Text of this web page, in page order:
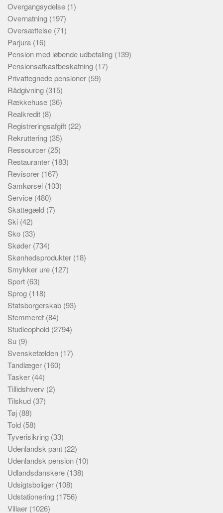
Overgangsydelse (1)
Overnatning (197)
Oversættelse (71)
Parjura (16)
Pension med løbende udbetaling (139)
Pensionsafkastbeskatning (17)
Privattegnede pensioner (59)
Rådgivning (315)
Rækkehuse (36)
Realkredit (8)
Registreringsafgift (22)
Rekruttering (35)
Ressourcer (25)
Restauranter (183)
Revisorer (167)
Samkørsel (103)
Service (480)
Skattegæld (7)
Ski (42)
Sko (33)
Skøder (734)
Skønhedsprodukter (18)
Smykker ure (127)
Sport (63)
Sprog (118)
Statsborgerskab (93)
Stemmeret (84)
Studieophold (2794)
Su (9)
Svenskefælden (17)
Tandlæger (160)
Tasker (44)
Tillidshverv (2)
Tilskud (37)
Tøj (88)
Told (58)
Tyverisikring (33)
Udenlandsk pant (22)
Udenlandsk pension (10)
Udlandsdanskere (138)
Udsigtsboliger (108)
Udstationering (1756)
Villaer (1026)